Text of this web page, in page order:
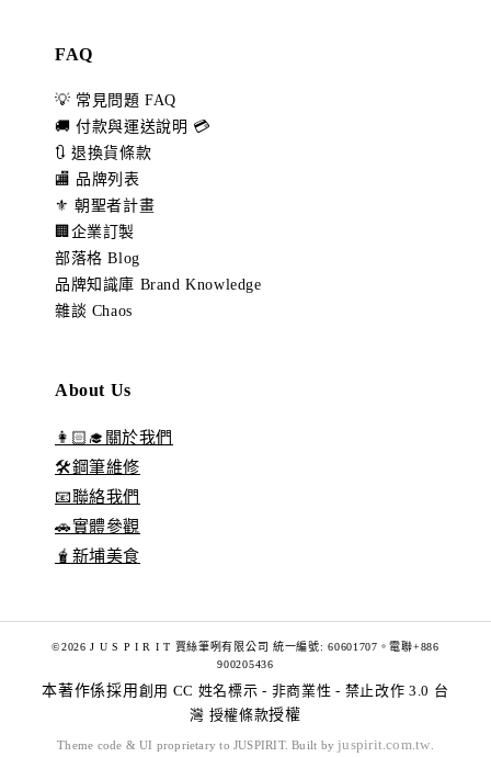
FAQ
💡 常見問題 FAQ
🚚 付款與運送說明 💳
🔃 退換貨條款
🏬 品牌列表
⚜️ 朝聖者計畫
🏢企業訂製
部落格 Blog
品牌知識庫 Brand Knowledge
雜談 Chaos
About Us
👩🏻‍🎓關於我們
🛠️鋼筆維修
📧聯絡我們
🚗實體參觀
🧋新埔美食
©2026 J U S P I R I T 賈絲筆咧有限公司 統一編號: 60601707。電聯+886
900205436
本著作係採用 創用 CC 姓名標示 - 非商業性 - 禁止改作 3.0 台
灣 授權條款授權
Theme code & UI proprietary to JUSPIRIT. Built by juspirit.com.tw